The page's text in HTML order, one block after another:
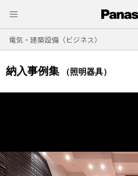
電気・建築設備（ビジネス）
納入事例集 （照明器具）